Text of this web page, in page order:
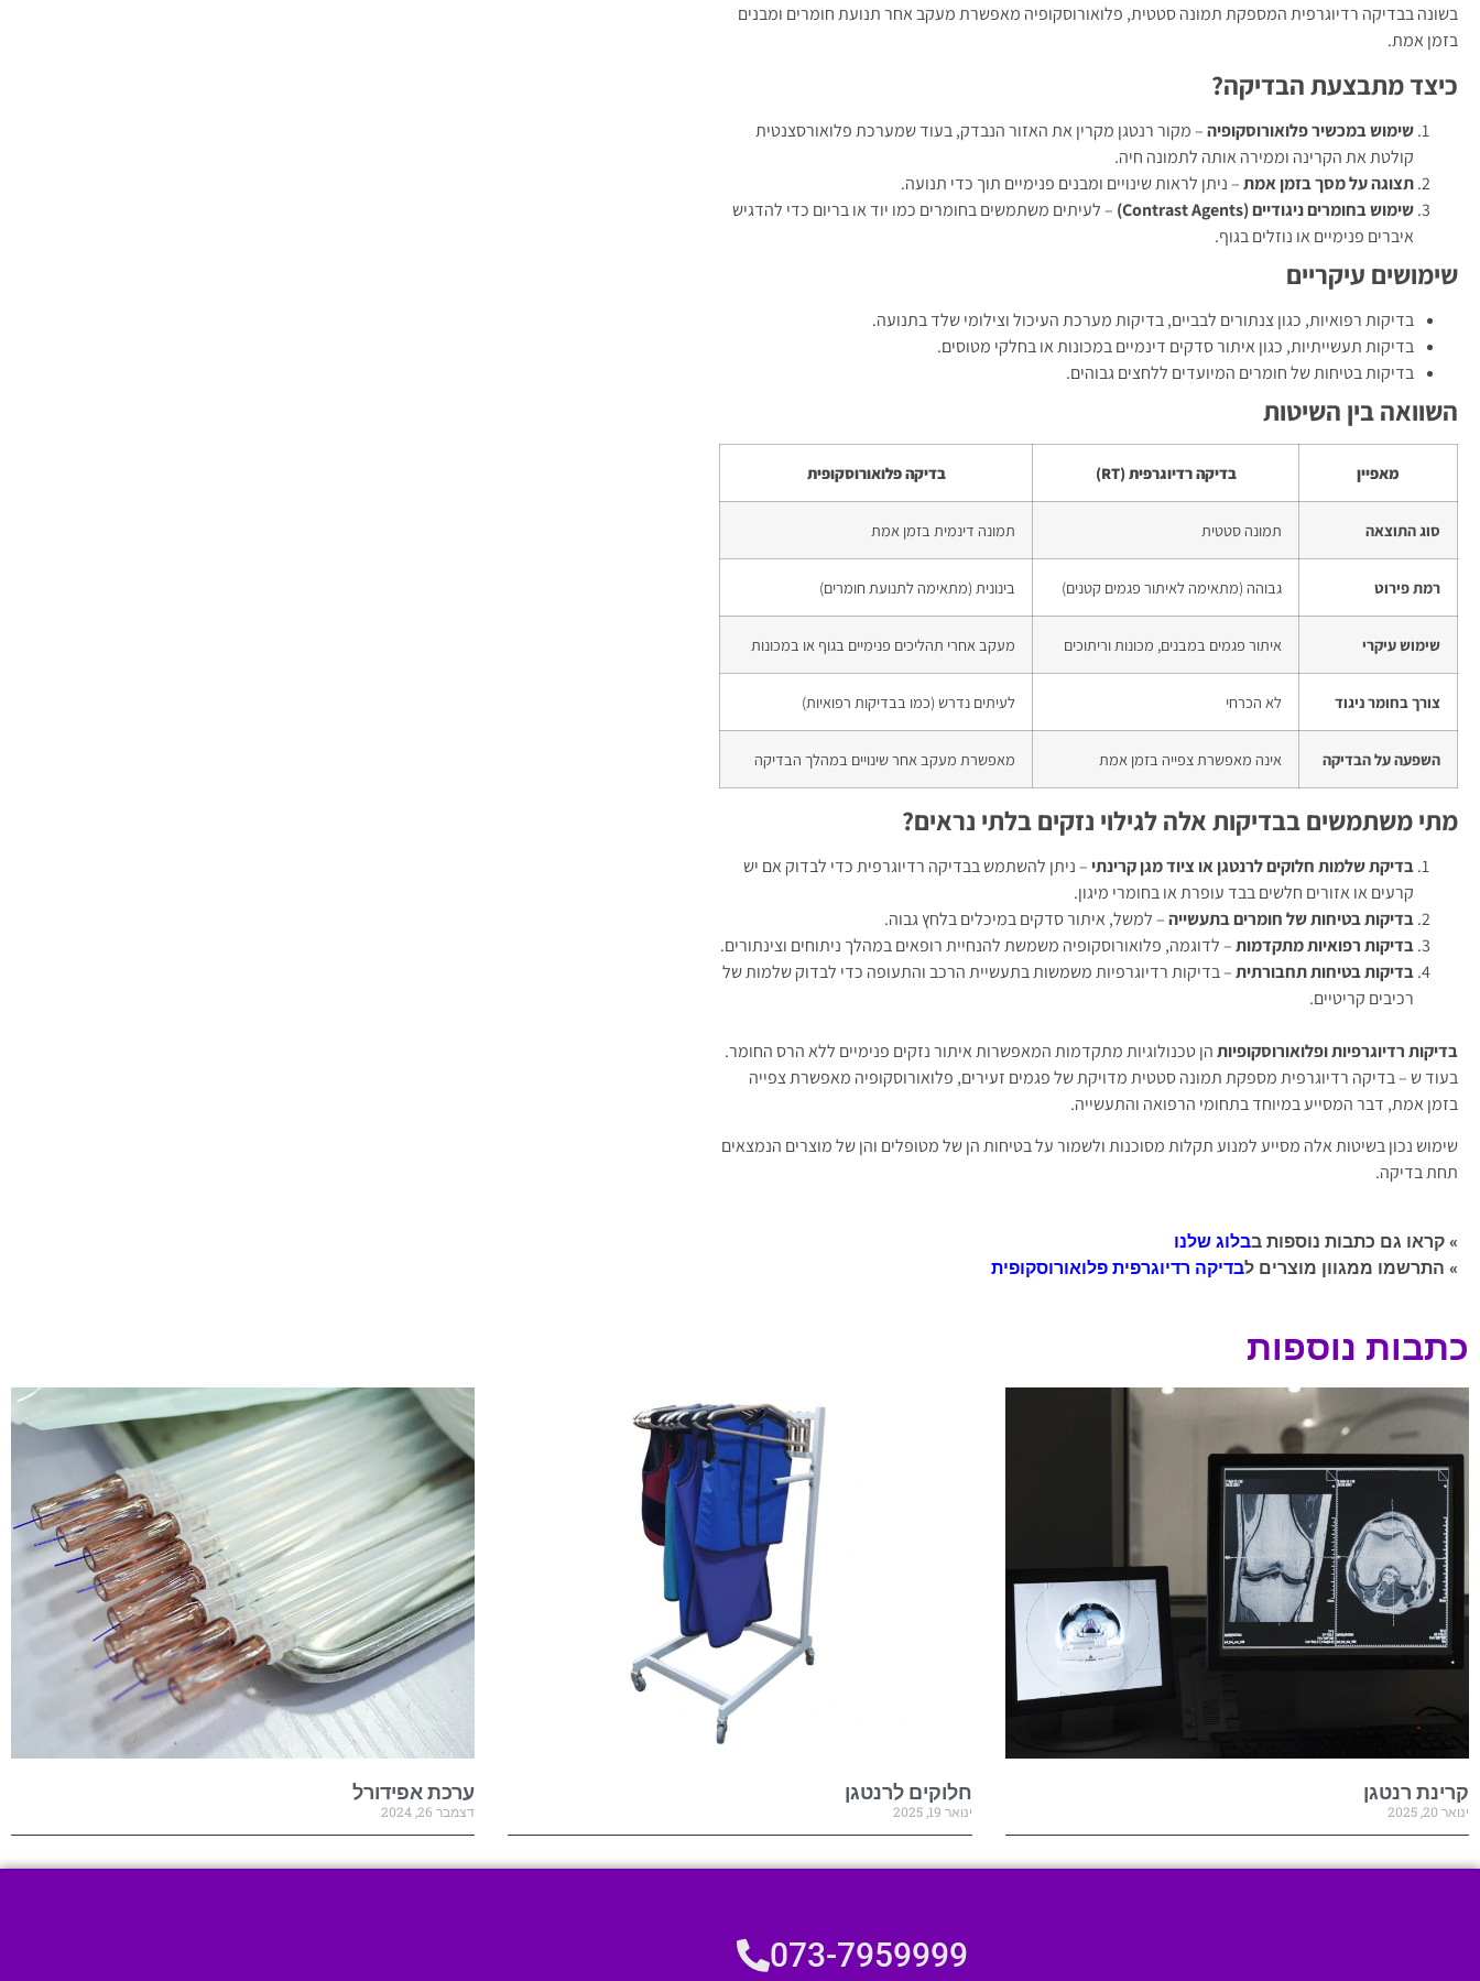
בשונה בבדיקה רדיוגרפית המספקת תמונה סטטית, פלואורוסקופיה מאפשרת מעקב אחר תנועת חומרים ומבנים
בזמן אמת.
כיצד מתבצעת הבדיקה?
שימוש במכשיר פלואורוסקופיה– מקור רנטגן מקרין את האזור הנבדק, בעוד שמערכת פלואורסצנטית
קולטת את הקרינה וממירה אותה לתמונה חיה.
תצוגה על מסך בזמן אמת– ניתן לראות שינויים ומבנים פנימיים תוך כדי תנועה.
שימוש בחומרים ניגודיים (Contrast Agents)
– לעיתים משתמשים בחומרים כמו יוד או בריום כדי להדגיש
איברים פנימיים או נוזלים בגוף.
שימושים עיקריים
בדיקות רפואיות, כגון צנתורים לבביים, בדיקות מערכת העיכול וצילומי שלד בתנועה.
בדיקות תעשייתיות, כגון איתור סדקים דינמיים במכונות או בחלקי מטוסים.
בדיקות בטיחות של חומרים המיועדים ללחצים גבוהים.
השוואה בין השיטות
מאפיין בדיקה רדיוגרפית (RT) בדיקה פלואורוסקופית
סוג התוצאה תמונה סטטית תמונה דינמית בזמן אמת
רמת פירוט גבוהה (מתאימה לאיתור פגמים קטנים) בינונית (מתאימה לתנועת חומרים)
שימוש עיקרי איתור פגמים במבנים, מכונות וריתוכים מעקב אחרי תהליכים פנימיים בגוף או במכונות
צורך בחומר ניגוד לא הכרחי לעיתים נדרש (כמו בבדיקות רפואיות)
השפעה על הבדיקה אינה מאפשרת צפייה בזמן אמת מאפשרת מעקב אחר שינויים במהלך הבדיקה
מתי משתמשים בבדיקות אלה לגילוי נזקים בלתי נראים?
בדיקת שלמות חלוקים לרנטגן או ציוד מגן קרינתי– ניתן להשתמש בבדיקה רדיוגרפית כדי לבדוק אם יש
קרעים או אזורים חלשים בבד עופרת או בחומרי מיגון.
בדיקות בטיחות של חומרים בתעשייה– למשל, איתור סדקים במיכלים בלחץ גבוה.
בדיקות רפואיות מתקדמות– לדוגמה, פלואורוסקופיה משמשת להנחיית רופאים במהלך ניתוחים וצינתורים.
בדיקות בטיחות תחבורתית– בדיקות רדיוגרפיות משמשות בתעשיית הרכב והתעופה כדי לבדוק שלמות של
רכיבים קריטיים.
בדיקות רדיוגרפיות ופלואורוסקופיותהן טכנולוגיות מתקדמות המאפשרות איתור נזקים פנימיים ללא הרס החומר.
בעוד ש – בדיקה רדיוגרפית מספקת תמונה סטטית מדויקת של פגמים זעירים, פלואורוסקופיה מאפשרת צפייה
בזמן אמת, דבר המסייע במיוחד בתחומי הרפואה והתעשייה.
שימוש נכון בשיטות אלה מסייע למנוע תקלות מסוכנות ולשמור על בטיחות הן של מטופלים והן של מוצרים הנמצאים
תחת בדיקה.
» קראו גם כתבות נוספות בבלוג שלנו
» התרשמו ממגוון מוצרים לבדיקה רדיוגרפית פלואורוסקופית
כתבות נוספות
קרינת רנטגן
ינואר 20, 2025
חלוקים לרנטגן
ינואר 19, 2025
ערכת אפידורל
דצמבר 26, 2024
073-7959999